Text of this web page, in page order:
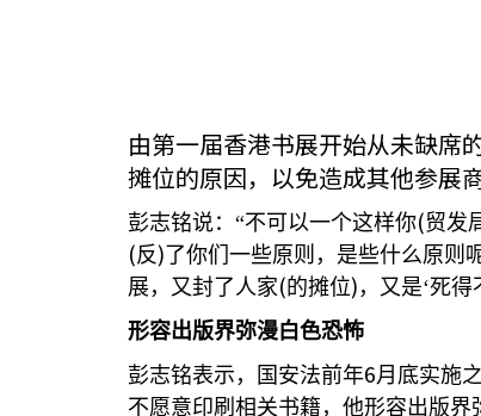
由第一届香港书展开始从未缺
摊位的原因，以免造成其他参展
彭志铭说：“不可以一个这样你(贸发
(反) 了你们一些原则，是些什么原
展，又封了人家(的摊位) ，又是‘死
形容出版界弥漫白色恐怖
彭志铭表示，国安法前年6月底实施
不愿意印刷相关书籍，他形容出版界